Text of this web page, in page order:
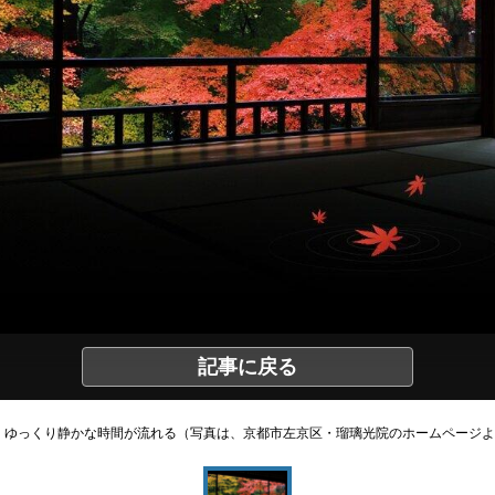
記事に戻る
ゆっくり静かな時間が流れる（写真は、京都市左京区・瑠璃光院のホームページ